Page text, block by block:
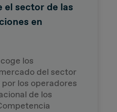
el sector de las
en
los
del sector
los operadores
de los